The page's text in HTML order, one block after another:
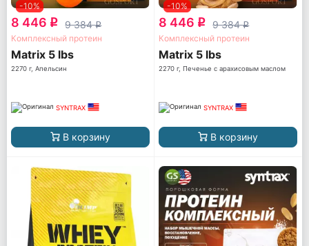
-10%
8 446 q 9 384q
Комплексный протеин
Matrix 5 lbs
2270 г, Апельсин
SYNTRAX
В корзину
-10%
8 446 q 9 384q
Комплексный протеин
Matrix 5 lbs
2270 г, Печенье с арахисовым маслом
SYNTRAX
В корзину